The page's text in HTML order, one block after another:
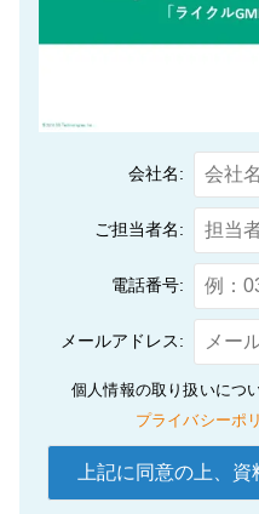
会社名:
ご担当者名:
電話番号:
メールアドレス:
個人情報の取り扱いにつ
プライバシーポ